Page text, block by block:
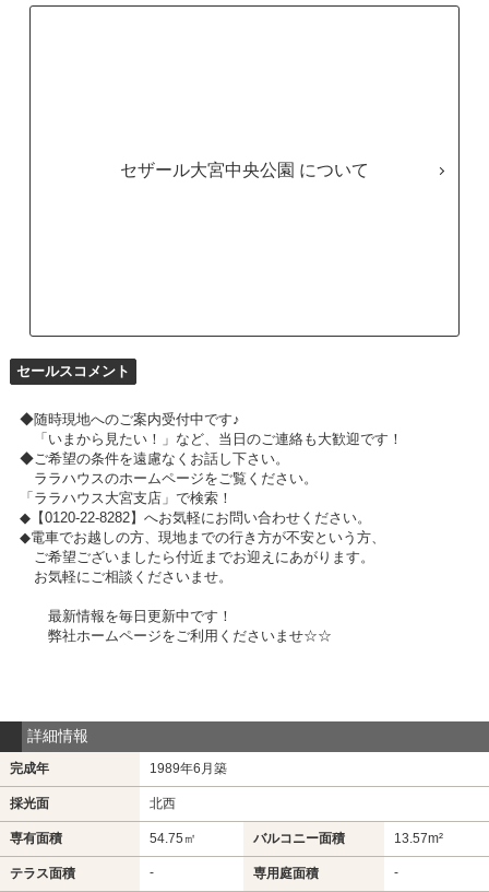
セザール大宮中央公園
セールスコメント
◆随時現地へのご案内受付中です♪
「いまから見たい！」など、当日のご連絡も大歓迎です！
◆ご希望の条件を遠慮なくお話し下さい。
ララハウスのホームページをご覧ください。
「ララハウス大宮支店」で検索！
◆【0120-22-8282】へお気軽にお問い合わせください。
◆電車でお越しの方、現地までの行き方が不安という方、
ご希望ございましたら付近までお迎えにあがります。
お気軽にご相談くださいませ。
最新情報を毎日更新中です！
弊社ホームページをご利用くださいませ☆☆
詳細情報
完成年 1989年6月築
採光面 北西
専有面積 54.75㎡ バルコニー面積 13.57m²
テラス面積 - 専用庭面積 -